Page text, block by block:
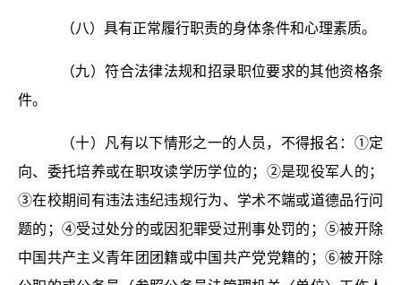
（八）具有正常履行职责的身体条件和心理素质。
（九）符合法律法规和招录职位要求的其他资格条
件。
（十）凡有以下情形之一的人员，不得报名：①定
向、委托培养或在职攻读学历学位的；②是现役军人的；
③在校期间有违法违纪违规行为、学术不端或道德品行问
题的；④受过处分的或因犯罪受过刑事处罚的；⑤被开除
中国共产主义青年团团籍或中国共产党党籍的；⑥被开除